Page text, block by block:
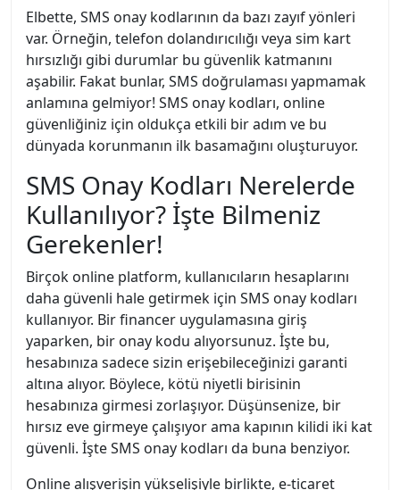
Elbette, SMS onay kodlarının da bazı zayıf yönleri
var. Örneğin, telefon dolandırıcılığı veya sim kart
hırsızlığı gibi durumlar bu güvenlik katmanını
aşabilir. Fakat bunlar, SMS doğrulaması yapmamak
anlamına gelmiyor! SMS onay kodları, online
güvenliğiniz için oldukça etkili bir adım ve bu
dünyada korunmanın ilk basamağını oluşturuyor.
SMS Onay Kodları Nerelerde
Kullanılıyor? İşte Bilmeniz
Gerekenler!
Birçok online platform, kullanıcıların hesaplarını
daha güvenli hale getirmek için SMS onay kodları
kullanıyor. Bir financer uygulamasına giriş
yaparken, bir onay kodu alıyorsunuz. İşte bu,
hesabınıza sadece sizin erişebileceğinizi garanti
altına alıyor. Böylece, kötü niyetli birisinin
hesabınıza girmesi zorlaşıyor. Düşünsenize, bir
hırsız eve girmeye çalışıyor ama kapının kilidi iki kat
güvenli. İşte SMS onay kodları da buna benziyor.
Online alışverişin yükselişiyle birlikte, e-ticaret